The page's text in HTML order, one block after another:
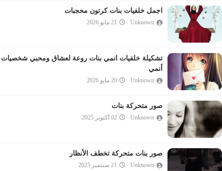
اجمل خلفيات بنات كرتون محجبات
Unknown 21 مايو 2026
تشكيلة خلفيات انمي بنات روعة لعشاق ومحبي شخصيات
أنمي
Unknown 20 مايو 2026
صور متحركة بنات
Unknown 02 أكتوبر 2025
صور بنات متحركة تخطف الأنظار
Unknown 21 سبتمبر 2025